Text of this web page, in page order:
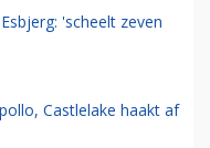
'scheelt zeven
Castlelake haakt af